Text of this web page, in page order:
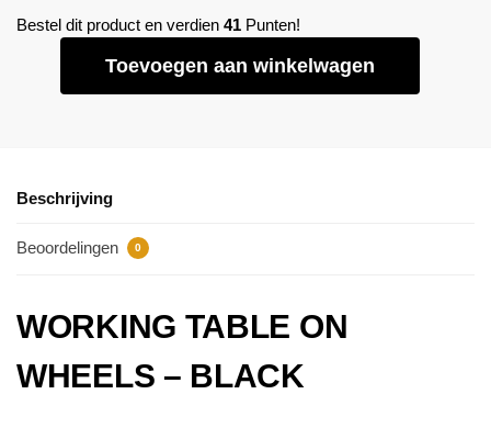
Bestel dit product en verdien 41 Punten!
Toevoegen aan winkelwagen
Beschrijving
Beoordelingen 0
WORKING TABLE ON
WHEELS – BLACK